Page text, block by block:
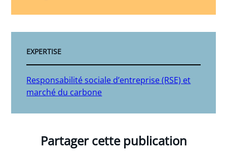
EXPERTISE
Responsabilité sociale d’entreprise (RSE) et
marché du carbone
Partager cette publication